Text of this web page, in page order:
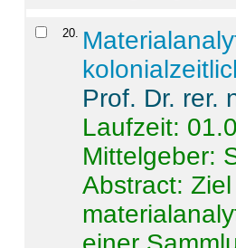
20
Prof. Dr. rer.
Laufzeit:
Mittelgeber:
Abstract: